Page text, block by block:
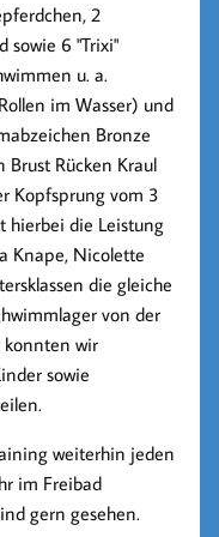
2
sowie 6 "Trixi"
u. a.
im Wasser) und
Bronze
Rücken Kraul
Kopfsprung vom 3
hierbei die Leistung
Knape, Nicolette
die gleiche
von der
konnten wir
sowie
weiterhin jeden
im Freibad
gern gesehen.